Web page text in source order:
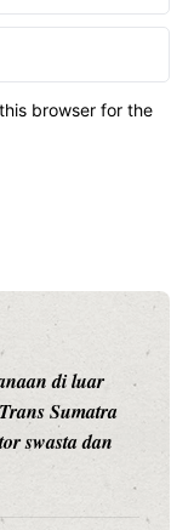
browser for the
Ariston
pintar dengan
presisi 1